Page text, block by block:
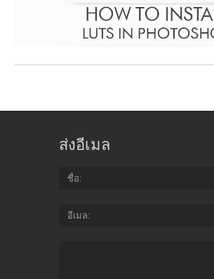
ส่งอีเมล
ชื่อ
อีเมล